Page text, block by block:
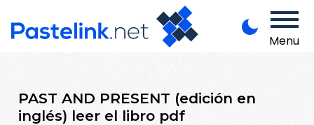
Menu
PAST AND PRESENT (edición en
inglés) leer el libro pdf